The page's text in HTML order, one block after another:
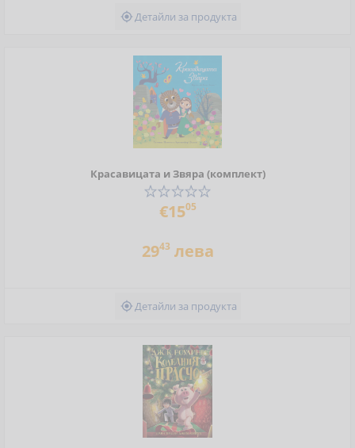
Детайли за продукта
Красавицата и Звяра (комплект)
€1505
2943лева
Детайли за продукта